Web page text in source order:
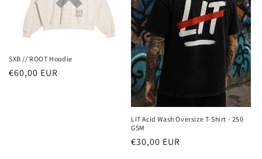
SXB // ROOT Hoodie
Normaler
€60,00 EUR
LIT Acid Wash Oversize T-Shirt - 250
GSM
Normaler
€30,00 EUR